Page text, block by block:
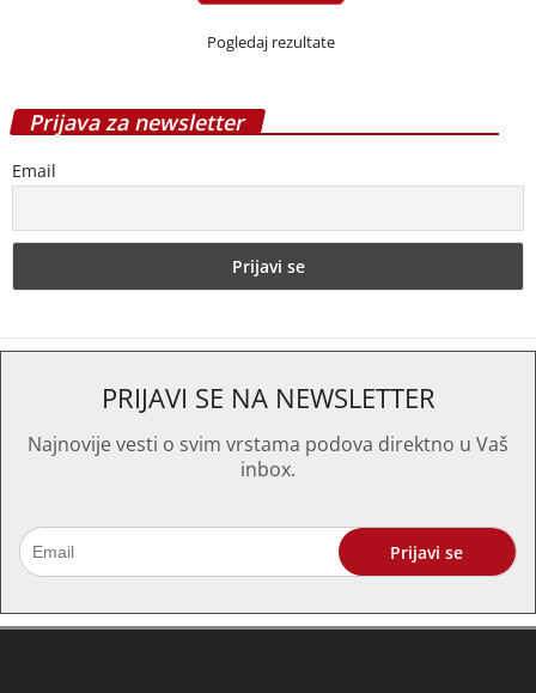
Pogledaj rezultate
Prijava za newsletter
Email
PRIJAVI SE NA NEWSLETTER
Najnovije vesti o svim vrstama podova direktno u Vaš
inbox.